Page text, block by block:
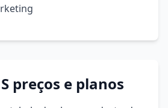
preços e planos